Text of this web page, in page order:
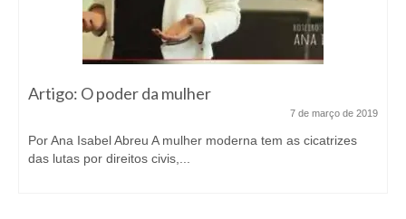
Artigo: O poder da mulher
7 de março de 2019
Por Ana Isabel Abreu A mulher moderna tem as cicatrizes
das lutas por direitos civis,...